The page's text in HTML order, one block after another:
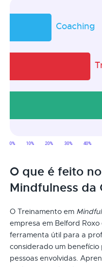
O que é feito
Mindfulness da
O Treinamento em
empresa em Belford
ferramenta útil para a
considerado um
pessoas envolvidas.